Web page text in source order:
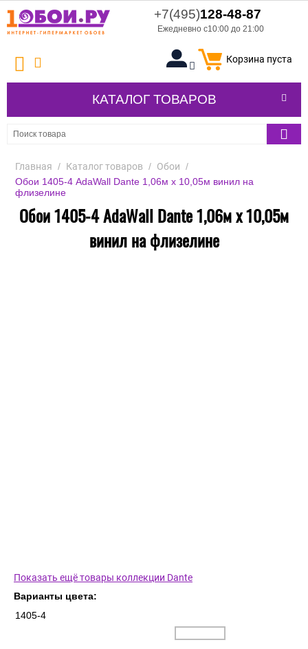
+7(495)128-48-87
Ежедневно с10:00 до 21:00
Корзина пуста
КАТАЛОГ ТОВАРОВ
Главная / Каталог товаров / Обои /
Обои 1405-4 AdaWall Dante 1,06м х 10,05м винил на
флизелине
Обои 1405-4 AdaWall Dante 1,06м х 10,05м
винил на флизелине
Показать ещё товары коллекции Dante
Варианты цвета:
1405-4